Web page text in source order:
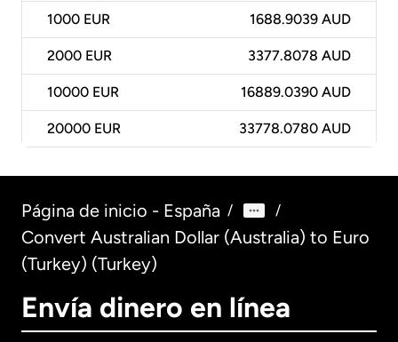
1000 EUR 1688.9039 AUD
2000 EUR 3377.8078 AUD
10000 EUR 16889.0390 AUD
20000 EUR 33778.0780 AUD
Página de inicio - España / /
Convert Australian Dollar (Australia) to Euro
(Turkey) (Turkey)
Envía dinero en línea